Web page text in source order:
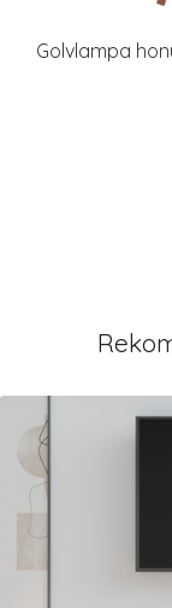
Golvlampa